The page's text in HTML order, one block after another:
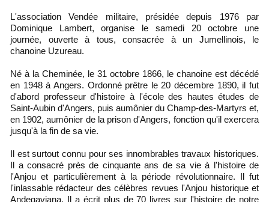
L'association Vendée militaire, présidée depuis 1976 par
Dominique Lambert, organise le samedi 20 octobre une
journée, ouverte à tous, consacrée à un Jumellinois, le
chanoine Uzureau.
Né à la Cheminée, le 31 octobre 1866, le chanoine est décédé
en 1948 à Angers. Ordonné prêtre le 20 décembre 1890, il fut
d'abord professeur d'histoire à l'école des hautes études de
Saint-Aubin d'Angers, puis aumônier du Champ-des-Martyrs et,
en 1902, aumônier de la prison d'Angers, fonction qu'il exercera
jusqu'à la fin de sa vie.
Il est surtout connu pour ses innombrables travaux historiques.
Il a consacré près de cinquante ans de sa vie à l'histoire de
l'Anjou et particulièrement à la période révolutionnaire. Il fut
l'inlassable rédacteur des célèbres revues l'Anjou historique et
Andegaviana. Il a écrit plus de 70 livres sur l'histoire de notre